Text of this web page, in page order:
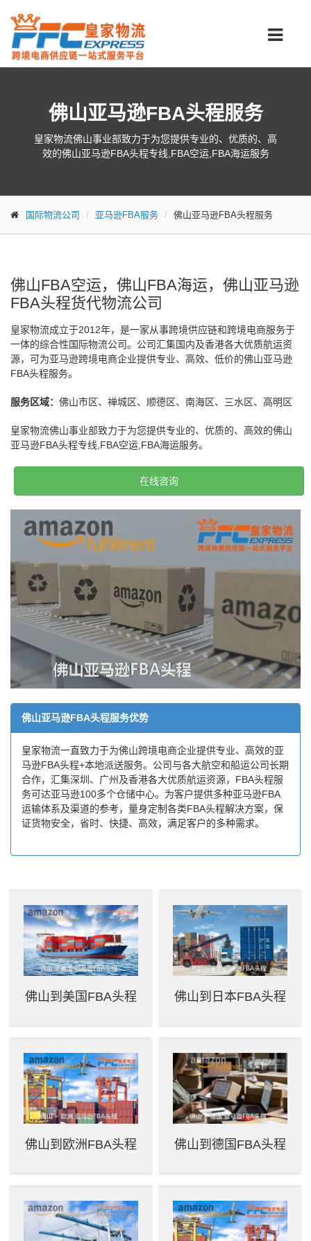
佛山亚马逊FBA头程服务
皇家物流佛山事业部致力于为您提供专业的、优质的、高
效的佛山亚马逊FBA头程专线,FBA空运,FBA海运服务
国际物流公司 亚马逊FBA服务 佛山亚马逊FBA头程服务
佛山FBA空运，佛山FBA海运，佛山亚马逊
FBA头程货代物流公司
皇家物流成立于2012年，是一家从事跨境供应链和跨境电商服务于
一体的综合性国际物流公司。公司汇集国内及香港各大优质航运资
源，可为亚马逊跨境电商企业提供专业、高效、低价的佛山亚马逊
FBA头程服务。
服务区域： 佛山市区、禅城区、顺德区、南海区、三水区、高明区
皇家物流佛山事业部致力于为您提供专业的、优质的、高效的佛山
亚马逊FBA头程专线,FBA空运,FBA海运服务。
在线咨询
佛山亚马逊FBA头程服务优势
皇家物流一直致力于为佛山跨境电商企业提供专业、高效的亚
马逊FBA头程+本地派送服务。公司与各大航空和船运公司长期
合作，汇集深圳、广州及香港各大优质航运资源，FBA头程服
务可达亚马逊100多个仓储中心。为客户提供多种亚马逊FBA
运输体系及渠道的参考，量身定制各类FBA头程解决方案，保
证货物安全，省时、快捷、高效，满足客户的多种需求。
佛山到美国FBA头程 佛山到日本FBA头程
佛山到欧洲FBA头程 佛山到德国FBA头程